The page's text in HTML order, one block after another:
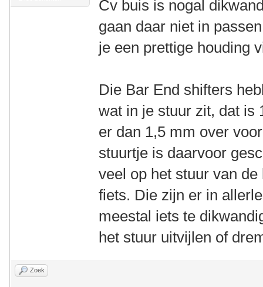
Cv buis is nogal
gaan daar niet in
je een prettige houding
Die Bar End shifters
wat in je stuur zit, dat is
er dan 1,5 mm over
stuurtje is daarvoor
veel op het stuur van
fiets. Die zijn er in
meestal iets te
het stuur uitvijlen of
Zoek